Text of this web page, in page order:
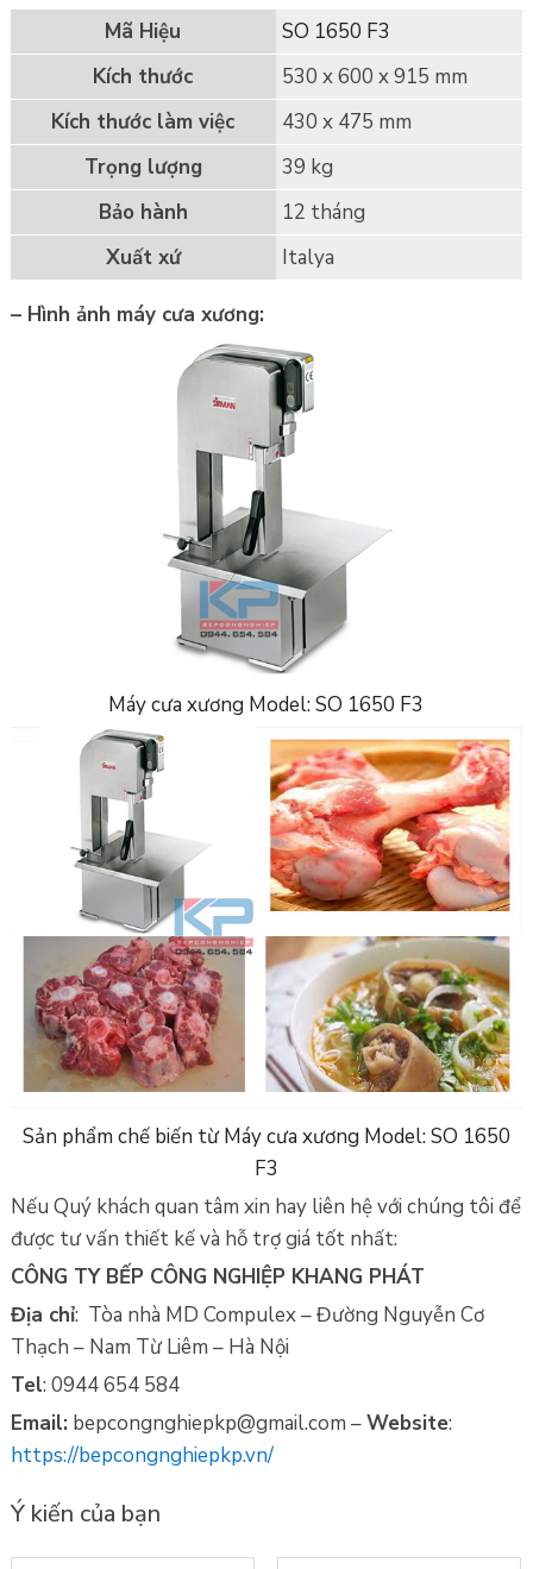
Mã Hiệu
SO 1650 F3
Kích thước
530 x 600 x 915 mm
Kích thước làm việc
430 x 475 mm
Trọng lượng
39 kg
Bảo hành
12 tháng
Xuất xứ
Italya
– Hình ảnh máy cưa xương:
Máy cưa xương Model: SO 1650 F3
Sản phẩm chế biến từ Máy cưa xương Model: SO 1650
F3
Nếu Quý khách quan tâm xin hay liên hệ với chúng tôi để
được tư vấn thiết kế và hỗ trợ giá tốt nhất:
CÔNG TY BẾP CÔNG NGHIỆP KHANG PHÁT
Địa chỉ: Tòa nhà MD Compulex – Đường Nguyễn Cơ
Thạch – Nam Từ Liêm – Hà Nội
Tel: 0944 654 584
Email:bepcongnghiepkp@gmail.com –Website:
https://bepcongnghiepkp.vn/
Ý kiến của bạn